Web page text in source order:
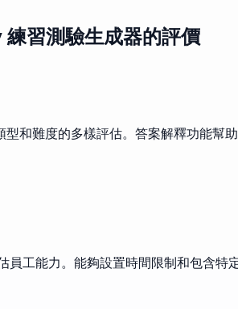
習測驗生成器的評價
和難度的多樣評估。答案解釋功能幫
工能力。能夠設置時間限制和包含特